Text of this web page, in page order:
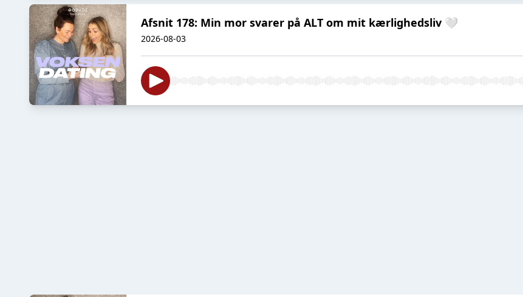
Afsnit 178: Min mor svarer på ALT om mit kærlighedsliv 🤍
2026-08-03